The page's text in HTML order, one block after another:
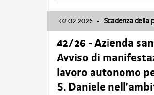
02.02.2026 - Scadenza della
42/26 - Azienda
Avviso di
lavoro autonomo
S. Daniele